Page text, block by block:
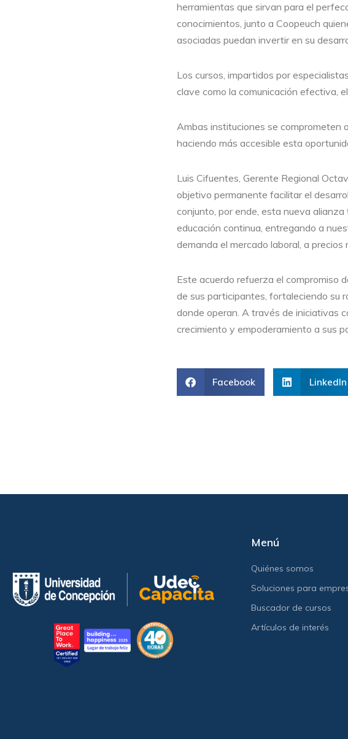
herramientas que sirvan para el
conocimientos, junto a Coopeuch
asociadas puedan invertir en su
Los cursos, impartidos por
clave como la comunicación efectiva,
Ambas instituciones se comprometen
haciendo más accesible esta
Luis Cifuentes, Gerente Regional
objetivo permanente facilitar el
conjunto, por ende, esta nueva
educación continua, entregando a
demanda el mercado laboral, a precios
Este acuerdo refuerza el compromiso
de sus participantes, fortaleciendo su
donde operan. A través de iniciativas
crecimiento y empoderamiento a sus
Facebook LinkedIn
Menú
Quiénes somos
Soluciones para
Buscador de cursos
Artículos de interés